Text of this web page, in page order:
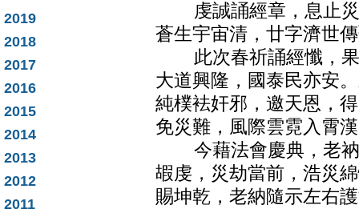
2019
2018
2017
2016
2015
2014
2013
2012
2011
虔誠誦經章，息止災
蒼生宇宙清，廿字濟世
此次春祈誦經懺，果
大道興隆，國泰民亦安
純樸袪奸邪，邀天恩，
免災難，風際雲霓入霄
今藉法會慶典，老衲
嘏虔，災劫當前，浩災
賜坤乾，老納隨示左右